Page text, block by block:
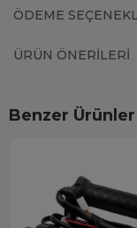
ÖDEME
ÜRÜN ÖNERILERI
Benzer Ürünler